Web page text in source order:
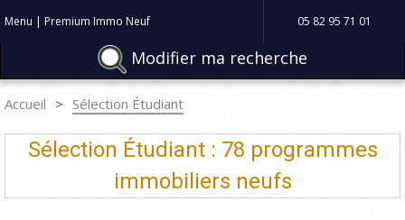
Menu | Premium Immo Neuf 05 82 95 71 01
Modifier ma recherche
Accueil Sélection Étudiant
Sélection Étudiant : 78 programmes
immobiliers neufs